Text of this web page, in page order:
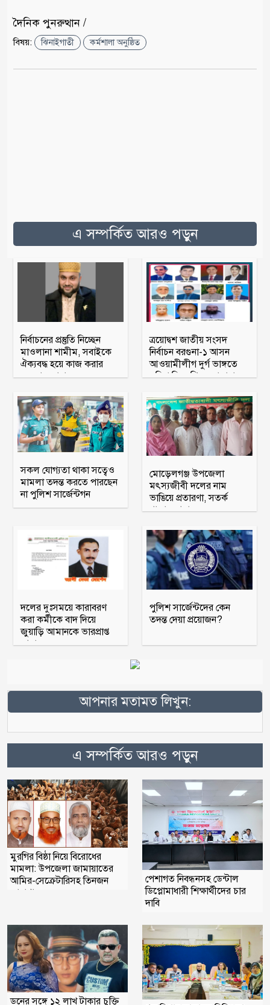
দৈনিক পুনরুত্থান /
বিষয়: ঝিনাইগাতী কর্মশালা অনুষ্ঠিত
এ সম্পর্কিত আরও পড়ুন
নির্বাচনের প্রস্তুতি নিচ্ছেন
মাওলানা শামীম, সবাইকে
ঐক্যবদ্ধ হয়ে কাজ করার
অহব্বান জানান
ত্রয়োদ্বশ জাতীয় সংসদ
নির্বাচন বরগুনা-১ আসন
আওয়ামীলীগ দুর্গ ভাঙ্গতে
মরিয়া বিএনপি ও জামায়াত
সকল যোগ্যতা থাকা সত্বেও
মামলা তদন্ত করতে পারছেন
না পুলিশ সার্জেন্টগন
মোড়েলগঞ্জ উপজেলা
মৎস্যজীবী দলের নাম
ভাঙিয়ে প্রতারণা, সতর্ক
থাকার আহ্বান
দলের দুঃসময়ে কারাবরণ
করা কর্মীকে বাদ দিয়ে
জুয়াড়ি আমানকে ভারপ্রাপ্ত
আহ্বায়ক
পুলিশ সার্জেন্টদের কেন
তদন্ত দেয়া প্রয়োজন?
আপনার মতামত লিখুন:
এ সম্পর্কিত আরও পড়ুন
মুরগির বিষ্ঠা নিয়ে বিরোধের
মামলা: উপজেলা জামায়াতের
আমির-সেক্রেটারিসহ তিনজন
কারাগারে
পেশাগত নিবন্ধনসহ ডেন্টাল
ডিপ্লোমাধারী শিক্ষার্থীদের চার
দাবি
ডনের সঙ্গে ১২ লাখ টাকার চুক্তি